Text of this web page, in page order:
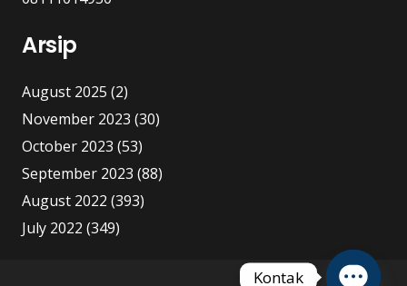
Arsip
August 2025 (2)
November 2023 (30)
October 2023 (53)
September 2023 (88)
August 2022 (393)
July 2022 (349)
Kontak